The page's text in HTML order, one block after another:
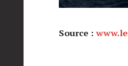
Source :